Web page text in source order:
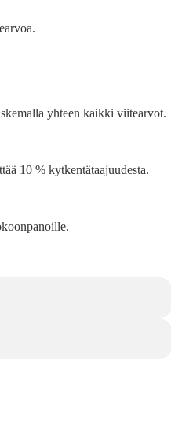
yhteen kaikki viitearvot.
10 % kytkentätaajuudesta.